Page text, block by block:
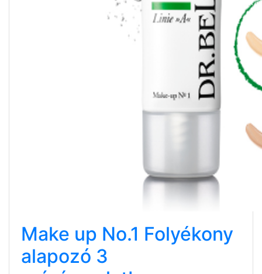
Make up No.1 Folyékony
alapozó 3